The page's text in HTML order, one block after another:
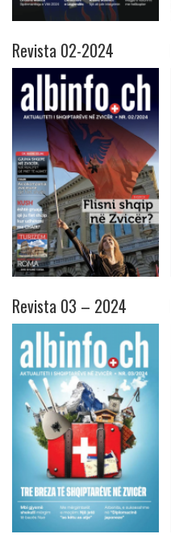
Revista 02-2024
Revista 03 – 2024